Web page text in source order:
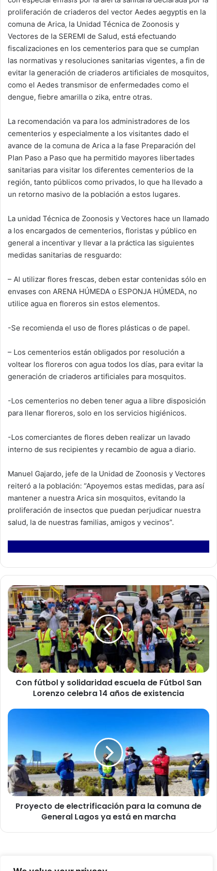
proliferación de criaderos del vector Aedes aegyptis en la
comuna de Arica, la Unidad Técnica de Zoonosis y
Vectores de la SEREMI de Salud, está efectuando
fiscalizaciones en los cementerios para que se cumplan
las normativas y resoluciones sanitarias vigentes, a fin de
evitar la generación de criaderos artificiales de mosquitos,
como el Aedes transmisor de enfermedades como el
dengue, fiebre amarilla o zika, entre otras.
La recomendación va para los administradores de los
cementerios y especialmente a los visitantes dado el
avance de la comuna de Arica a la fase Preparación del
Plan Paso a Paso que ha permitido mayores libertades
sanitarias para visitar los diferentes cementerios de la
región, tanto públicos como privados, lo que ha llevado a
un retorno masivo de la población a estos lugares.
La unidad Técnica de Zoonosis y Vectores hace un llamado
a los encargados de cementerios, floristas y público en
general a incentivar y llevar a la práctica las siguientes
medidas sanitarias de resguardo:
– Al utilizar flores frescas, deben estar contenidas sólo en
envases con ARENA HÚMEDA o ESPONJA HÚMEDA, no
utilice agua en floreros sin estos elementos.
-Se recomienda el uso de flores plásticas o de papel.
– Los cementerios están obligados por resolución a
voltear los floreros con agua todos los días, para evitar la
generación de criaderos artificiales para mosquitos.
-Los cementerios no deben tener agua a libre disposición
para llenar floreros, solo en los servicios higiénicos.
-Los comerciantes de flores deben realizar un lavado
interno de sus recipientes y recambio de agua a diario.
Manuel Gajardo, jefe de la Unidad de Zoonosis y Vectores
reiteró a la población: “Apoyemos estas medidas, para así
mantener a nuestra Arica sin mosquitos, evitando la
proliferación de insectos que puedan perjudicar nuestra
salud, la de nuestras familias, amigos y vecinos”.
C
o
n
f
ú
t
b
l
l
r
i
d
a
d
u
Con fútbol y solidaridad escuela de Fútbol San
Lorenzo celebra 14 años de existencia
P
e
c
t
o
d
Proyecto de electrificación para la comuna de
General Lagos ya está en marcha